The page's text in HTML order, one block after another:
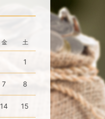
金 土
1
7 8
14 15